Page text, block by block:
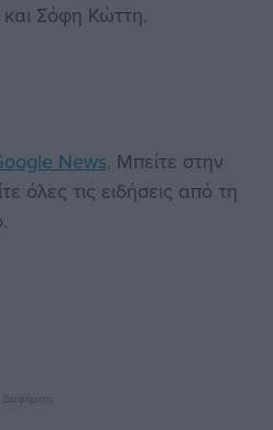
και Σόφη Κώττη.
News. Μπείτε στην
όλες τις ειδήσεις από τη
Διαφήμιση